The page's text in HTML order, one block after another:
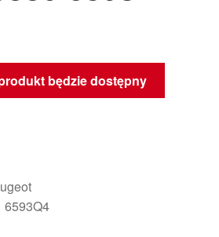
będzie dostępny
6593Q4